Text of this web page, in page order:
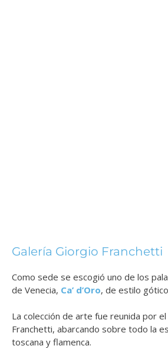
Galería Giorgio Franchetti
Como sede se escogió uno de los
de Venecia, Ca’ d’Oro, de estilo
La colección de arte fue reunida por
Franchetti, abarcando sobre todo la
toscana y flamenca.